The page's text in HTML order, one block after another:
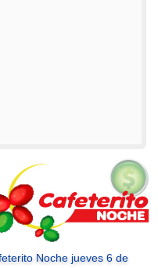
Noche jueves 6 de